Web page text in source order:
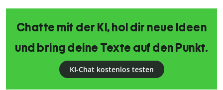
Chatte mit der KI, hol dir neue Ideen
und bring deine Texte auf den Punkt.
KI-Chat kostenlos testen